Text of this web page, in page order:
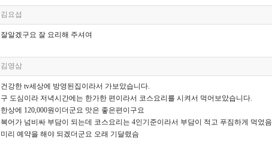
김요섭
잘알겠구요 잘 요리해 주셔여
김영삼
건강한 tv세상에 방영된집이라서 가보았습니다.
구 도심이라 저녁시간에는 한가한 편이라서 코스요리를 시켜서 먹어보았습니다.
한상에 120,000원이더군요 맛은 좋은편이구요
복어가 넘비싸 부담이 되는데 코스요리는 4인기준이라서 부담이 적고 푸짐하게 먹었음
미리 예약을 해야 되겠더군요 오래 기달렸슴